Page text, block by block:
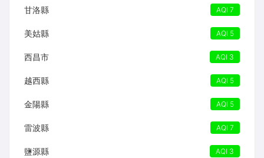
甘洛縣 AQI 7
美姑縣 AQI 5
西昌市 AQI 3
越西縣 AQI 5
金陽縣 AQI 5
雷波縣 AQI 7
鹽源縣 AQI 3